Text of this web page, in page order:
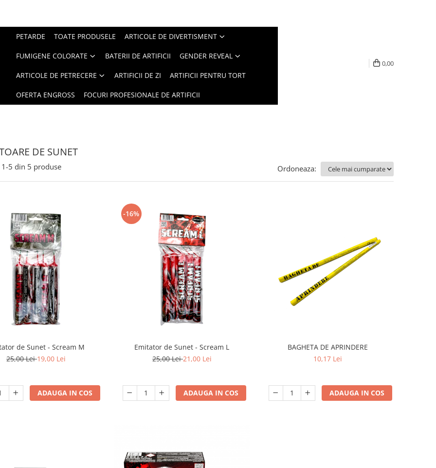
PETARDE TOATE PRODUSELE ARTICOLE DE DIVERTISMENT
FUMIGENE COLORATE BATERII DE ARTIFICII GENDER REVEAL
ARTICOLE DE PETRECERE ARTIFICII DE ZI ARTIFICII PENTRU TORT
OFERTA ENGROSS FOCURI PROFESIONALE DE ARTIFICII
0,00
DE SUNET
1-5 din 5 produse Ordoneaza:
de Sunet - Scream M
25,00 Lei19,00 Lei
ADAUGA IN COS
-16%
Emitator de Sunet - Scream L
25,00 Lei21,00 Lei
ADAUGA IN COS
BAGHETA DE APRINDERE
10,17 Lei
ADAUGA IN COS